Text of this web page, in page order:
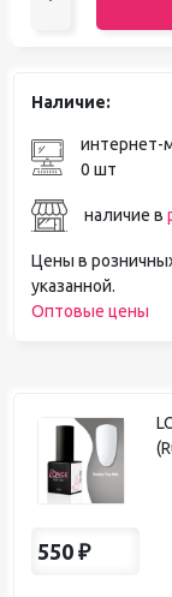
Наличие:
интернет-
0 шт
наличие в
Цены в
указанной.
Оптовые цены
550 ₽